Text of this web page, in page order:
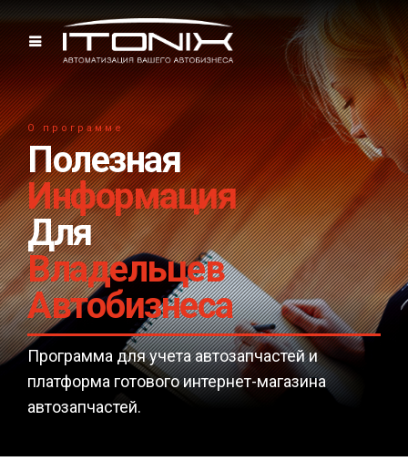
О программе
Полезная
Информация
Для
Владельцев
Автобизнеса
Программа для учета автозапчастей и
платформа готового интернет-магазина
автозапчастей.